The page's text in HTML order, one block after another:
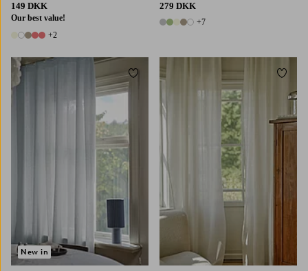
149 DKK
Our best value!
7 farver
+2
279 DKK
12 farver
+7
New in
Tilføj til favoritter Tilføj
220